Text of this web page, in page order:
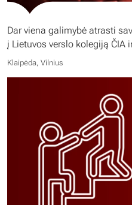
Dar viena galimybė atrasti
į Lietuvos verslo kolegiją ČIA
Klaipėda, Vilnius